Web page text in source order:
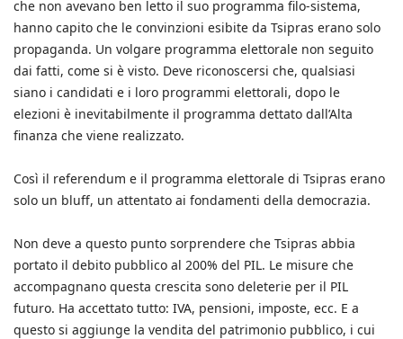
che non avevano ben letto il suo programma filo-sistema,
hanno capito che le convinzioni esibite da Tsipras erano solo
propaganda. Un volgare programma elettorale non seguito
dai fatti, come si è visto. Deve riconoscersi che, qualsiasi
siano i candidati e i loro programmi elettorali, dopo le
elezioni è inevitabilmente il programma dettato dall’Alta
finanza che viene realizzato.
Così il referendum e il programma elettorale di Tsipras erano
solo un bluff, un attentato ai fondamenti della democrazia.
Non deve a questo punto sorprendere che Tsipras abbia
portato il debito pubblico al 200% del PIL. Le misure che
accompagnano questa crescita sono deleterie per il PIL
futuro. Ha accettato tutto: IVA, pensioni, imposte, ecc. E a
questo si aggiunge la vendita del patrimonio pubblico, i cui